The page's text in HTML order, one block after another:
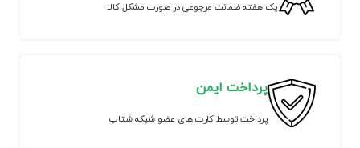
یک هفته ضمانت مرجوعی در صورت مشکل کالا
پرداخت ایمن
پرداخت توسط کارت های عضو شبکه شتاب